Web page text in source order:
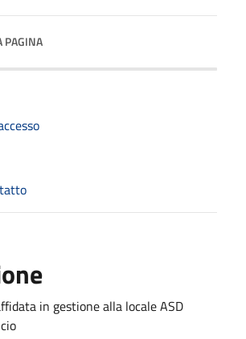
PAGINA
in gestione alla locale ASD